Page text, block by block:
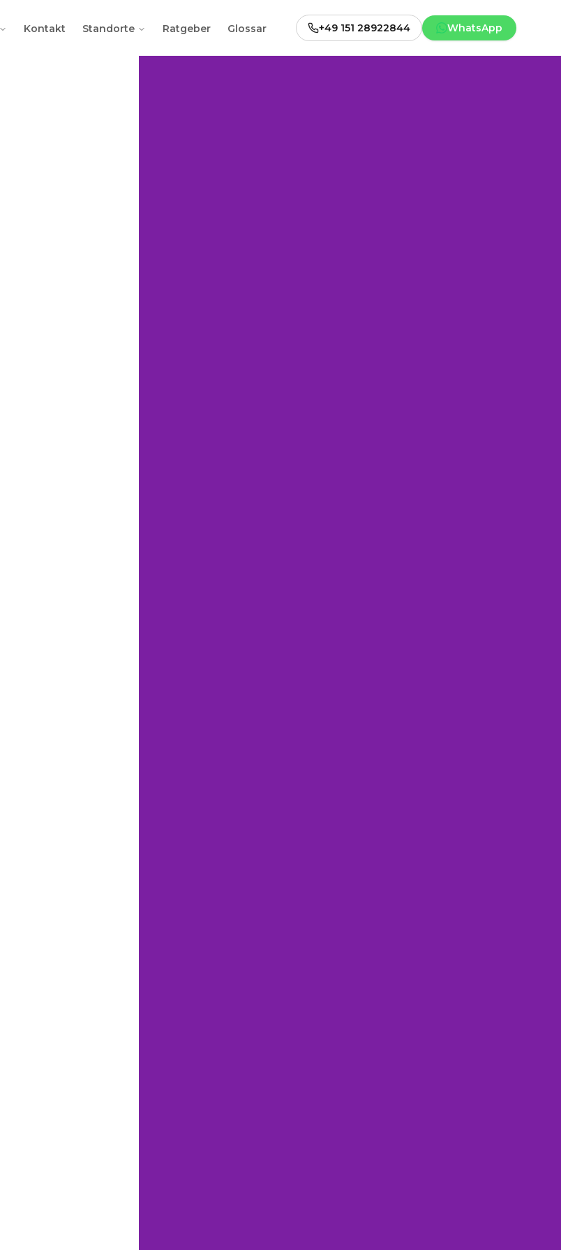
Kontakt Standorte Ratgeber Glossar +49 151 28922844 WhatsApp